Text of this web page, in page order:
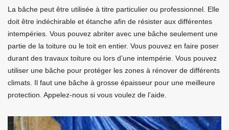
La bâche peut être utilisée à titre particulier ou professionnel. Elle
doit être indéchirable et étanche afin de résister aux différentes
intempéries. Vous pouvez abriter avec une bâche seulement une
partie de la toiture ou le toit en entier. Vous pouvez en faire poser
durant des travaux toiture ou lors d’une intempérie. Vous pouvez
utiliser une bâche pour protéger les zones à rénover de différents
climats. Il faut une bâche à grosse épaisseur pour une meilleure
protection. Appelez-nous si vous voulez de l’aide.